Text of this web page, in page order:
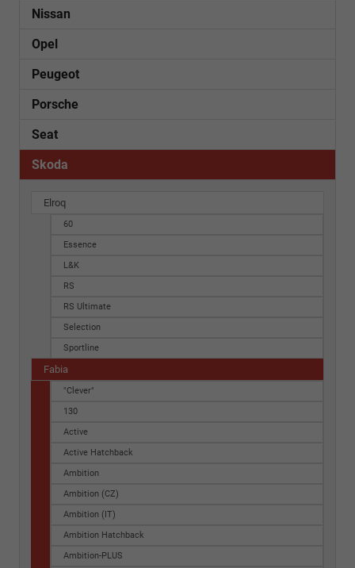
Nissan
Opel
Peugeot
Porsche
Seat
Skoda
Elroq
60
Essence
L&K
RS
RS Ultimate
Selection
Sportline
Fabia
"Clever"
130
Active
Active Hatchback
Ambition
Ambition (CZ)
Ambition (IT)
Ambition Hatchback
Ambition-PLUS